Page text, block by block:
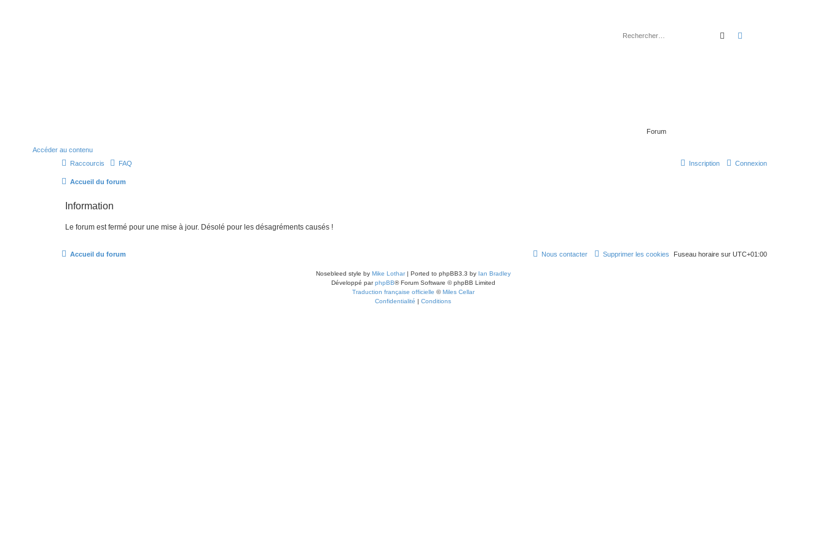
Forum
Accéder au contenu
rechercher
Raccourcis FAQ Connexion
Inscription
Accueil du forum
Information
Le forum est fermé pour une mise à jour. Désolé pour les désagréments causés !
Accueil du forum Fuseau horaire sur UTC+01:00
Supprimer les cookies
Nous contacter
Nosebleed style by Mike Lothar| Ported to phpBB3.3 by Ian Bradley
Développé parphpBB® Forum Software © phpBB Limited
Traduction française officielle ©Miles Cellar
Confidentialité | Conditions